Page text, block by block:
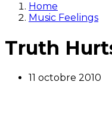
Home
Music Feelings
Truth
11 octobre 2010